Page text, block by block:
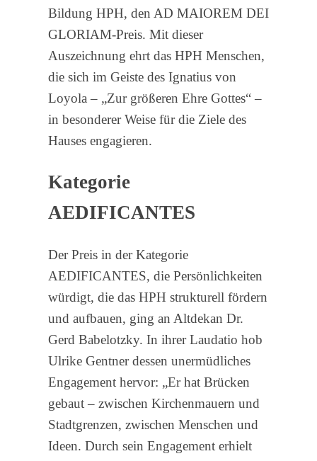
Bildung HPH, den AD MAIOREM DEI
GLORIAM-Preis. Mit dieser
Auszeichnung ehrt das HPH Menschen,
die sich im Geiste des Ignatius von
Loyola – „Zur größeren Ehre Gottes“ –
in besonderer Weise für die Ziele des
Hauses engagieren.
Kategorie
AEDIFICANTES
Der Preis in der Kategorie
AEDIFICANTES, die Persönlichkeiten
würdigt, die das HPH strukturell fördern
und aufbauen, ging an Altdekan Dr.
Gerd Babelotzky. In ihrer Laudatio hob
Ulrike Gentner dessen unermüdliches
Engagement hervor: „Er hat Brücken
gebaut – zwischen Kirchenmauern und
Stadtgrenzen, zwischen Menschen und
Ideen. Durch sein Engagement erhielt